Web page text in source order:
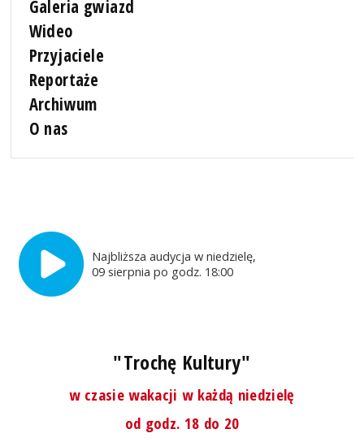
Galeria gwiazd
Wideo
Przyjaciele
Reportaże
Archiwum
O nas
Najbliższa audycja w niedzielę,
09 sierpnia po godz. 18:00
"Trochę Kultury"
w czasie wakacji w każdą niedzielę
od godz. 18 do 20